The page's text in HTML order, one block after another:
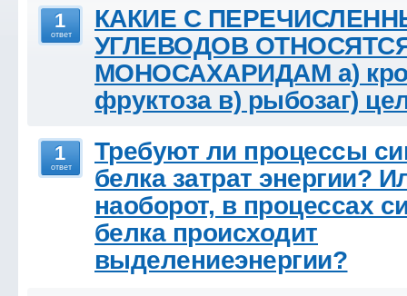
1
ответ
КАКИЕ С
УГЛЕВОДОВ
МОНОСАХАРИДАМ а)
фруктоза в) рыбозаг)
1
ответ
Требуют ли процессы
белка затрат энергии?
наоборот, в процессах
белка происходит
выделениеэнергии?